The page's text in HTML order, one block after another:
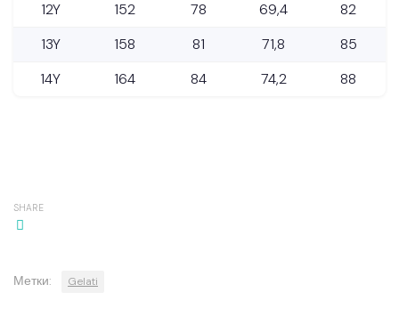
12Y
152 78 69,4
82
13Y
158 81 71,8
85
14Y
164 84 74,2 88
SHARE
Метки: Gelati